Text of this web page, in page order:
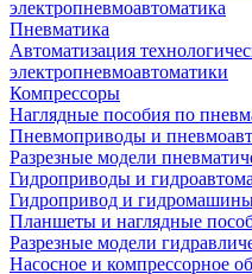
электропневмоавтоматика
Пневматика
Автоматизация
электропневмоавтоматики
Компрессоры
Наглядные пособия по
Пневмоприводы и
Разрезные модели
Гидроприводы и
Гидропривод и
Планшеты и наглядные
Разрезные модели
Насосное и компрессорное